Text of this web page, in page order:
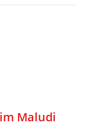
Maludi